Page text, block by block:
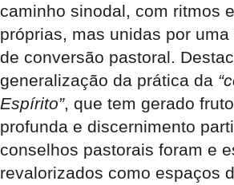
caminho sinodal, com ritmos
próprias, mas unidas por
de conversão pastoral.
generalização da prática da
Espírito”, que tem gerado
profunda e discernimento
conselhos pastorais foram e
revalorizados como espaços